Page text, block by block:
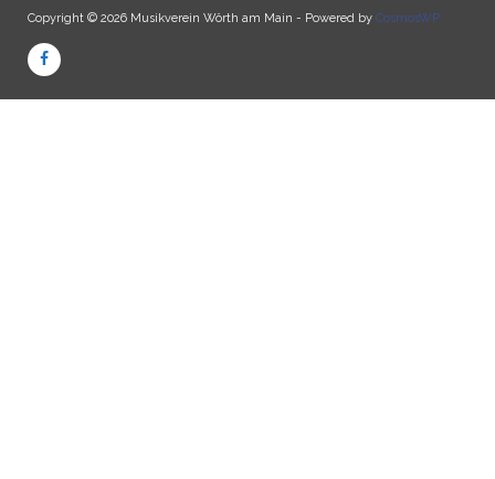
Copyright © 2026 Musikverein Wörth am Main - Powered by CosmosWP